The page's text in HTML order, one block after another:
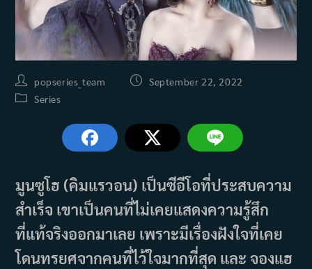
Post
author:
popseries_team
PostSeptember 22, 2022
PostSeries
มูนซูโฮ (คิมแรวอน) เป็นซีอีโอที่ประสบความ
สำเร็จ เขาเป็นคนที่ไม่เคยแสดงความรู้สึก
ที่แท้จริงออกมาเลย เพราะมีเรื่องฝังใจที่เคย
โดนทรยศจากคนที่ไว้ใจมากที่สุด และ จองแฮ